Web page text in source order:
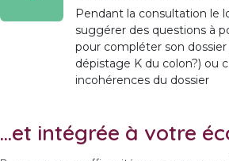
Pendant la consultation le
suggérer des questions à
pour compléter son
dépistage K du colon?) ou
incohérences du dossier
...et intégrée à votre